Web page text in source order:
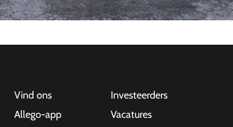
Vind ons
Allego-app
Investeerders
Vacatures